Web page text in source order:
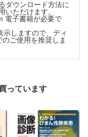
ダウンロード方法に
いただけます。
電子書籍が必要で
しますので、ディ
ご使用を推奨しま
っています